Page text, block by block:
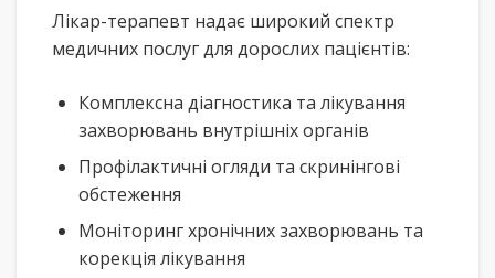
Лікар-терапевт надає широкий спектр
медичних послуг для дорослих пацієнтів:
Комплексна діагностика та лікування
захворювань внутрішніх органів
Профілактичні огляди та скринінгові
обстеження
Моніторинг хронічних захворювань та
корекція лікування